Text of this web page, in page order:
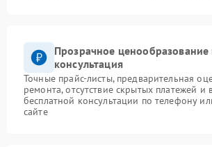
Прозрачное ценообразование
консультация
Точные прайс-листы, предварительная
ремонта, отсутствие скрытых платежей и
бесплатной консультации по телефону
сайте